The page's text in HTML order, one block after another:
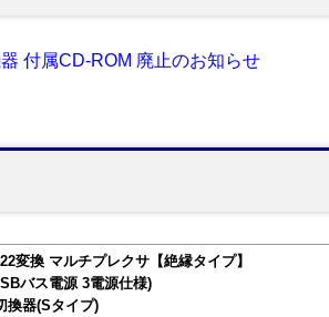
付属CD-ROM 廃止のお知らせ
変換 マルチプレクサ【絶縁タイプ】
バス電源 3電源仕様)
換器(Sタイプ)